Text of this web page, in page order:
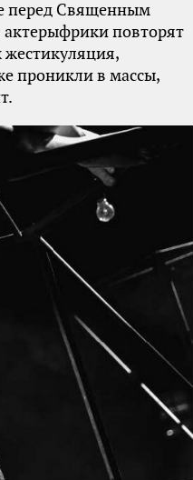
перед Священным
актерыфрики повторят
жестикуляция,
проникли в массы,